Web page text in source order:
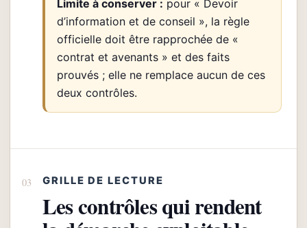
Limite à conserver : pour « Devoir
d’information et de conseil », la règle
officielle doit être rapprochée de «
contrat et avenants » et des faits
prouvés ; elle ne remplace aucun de ces
deux contrôles.
GRILLE DE LECTURE
Les contrôles qui rendent